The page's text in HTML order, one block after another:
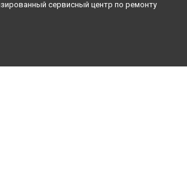
сервисный центр по ремонту